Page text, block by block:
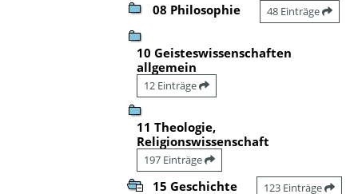
08 Philosophie 48 Einträge
10 Geisteswissenschaften
allgemein
12 Einträge
11 Theologie,
Religionswissenschaft
197 Einträge
15 Geschichte 123 Einträge